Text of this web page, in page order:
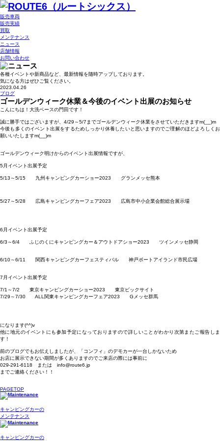
販売車両
販売実績
買取
メンテナンス
ニュース
店舗情報
お問い合わせ
各種イベントや新商品など、最新情報を随時アップしております。
気になる方はぜひご覧ください。
2023.04.26
ブログ
ゴールデンウィーク休業＆今後のイベント出展のお知らせ
こんにちは！大洗ベースの門田です！
誠に勝手ではございますが、4/29～5/7までゴールデンウィーク休業をさせていただきますm(__)m
今後も多くのイベント出展をするためしっかり休養したいと思いますのでご理解のほどよろしくお
願いいたしますm(__)m
ゴールデンウィーク明けからのイベント出展情報ですが、
5月イベント出展予定
5/13～5/15 九州キャンピングカーショー2023 グランメッセ熊本
5/27～5/28 広島キャンピングカーフェア2023 広島市中小企業会館総合展示場
6月イベント出展予定
6/3～6/4 ふじのくにキャンピングカー＆アウトドアショー2023 ツインメッセ静岡
6/10～6/11 関西キャンピングカーフェスティバル 神戸ポートアイランド市民広場
7月イベント出展予定
7/1～7/2 東京キャンピングカーショー2023 東京ビックサイト
7/29～7/30 ALL関東キャンピングカーフェア2023 Gメッセ群馬
になります(^^)v
他に地元のイベントにも参加予定になっておりますので詳しいことがわかり次第またご報告しま
す！
前のブログでもお伝えしましたが、「コンフィ」のデモカーが一台しかないため
お店に展示できない期間が多くありますのでご来店の際には事前に
029-291-6118 または info@route6.jp
までご連絡ください！！
PAGETOP
キャンピングカーの
メンテナンス
キャンピングカーの